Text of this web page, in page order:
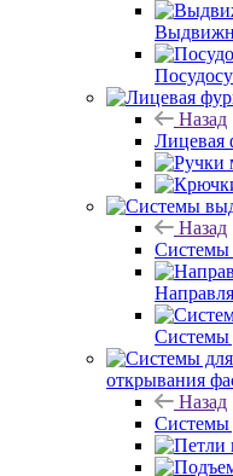
Назад
Лицевая
Назад
Системы
открывания
Назад
Системы